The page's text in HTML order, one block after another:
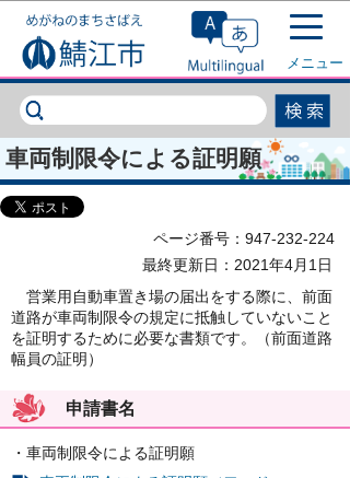
このページの本文へ移動
メニュー
車両制限令による証明願
ページ番号：947-232-224
最終更新日：2021年4月1日
営業用自動車置き場の届出をする際に、前面
道路が車両制限令の規定に抵触していないこと
を証明するために必要な書類です。（前面道路
幅員の証明）
申請書名
・車両制限令による証明願